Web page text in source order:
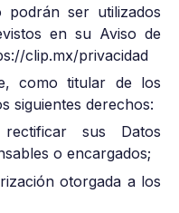
podrán ser utilizados
en su Aviso de
clip.mx/privacidad
como titular de los
siguientes derechos:
sus Datos
o encargados;
otorgada a los